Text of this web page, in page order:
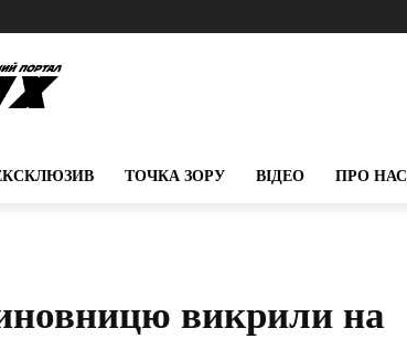
ТОЧКА ЗОРУ ВІДЕО ПРО НАС
викрили на